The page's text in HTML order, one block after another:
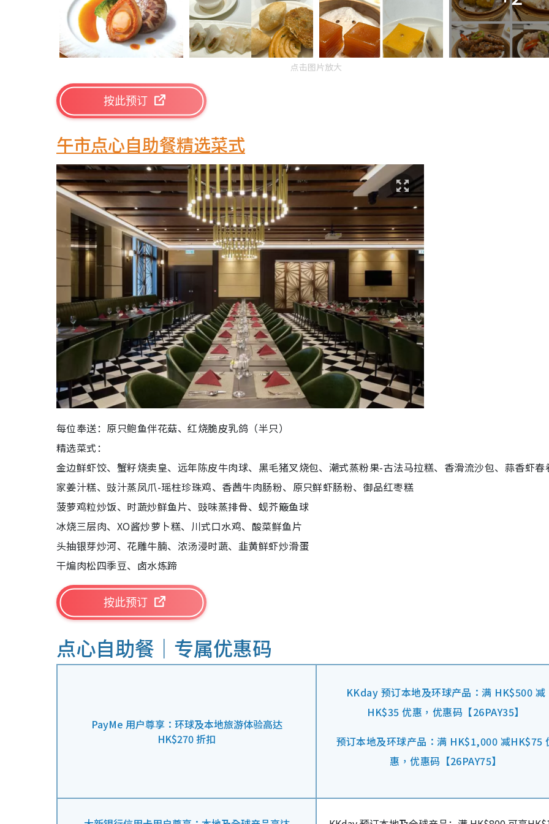
点击图片放大
按此预订
午市点心自助餐精选菜式
每位奉送：原只鲍鱼伴花菇、红烧脆皮乳鸽（半只）
精选菜式：
金边鲜虾饺、蟹籽烧卖皇、远年陈皮牛肉球、黑毛猪叉烧包、潮式蒸粉果-古法马拉糕、香滑流沙包、蒜香虾春
家姜汁糕、豉汁蒸凤爪-瑶柱珍珠鸡、香茜牛肉肠粉、原只鲜虾肠粉、御品红枣糕
菠萝鸡粒炒饭、时蔬炒鲜鱼片、豉味蒸排骨、蚬芥簸鱼球
冰烧三层肉、XO酱炒萝卜糕、川式口水鸡、酸菜鲜鱼片
头抽银芽炒河、花雕牛腩、浓汤浸时蔬、韭黄鲜虾炒滑蛋
干煸肉松四季豆、卤水炼蹄
按此预订
点心自助餐｜专属优惠码
PayMe 用户尊享：环球及本地旅游体验高达
HK$270 折扣
KKday 预订本地及环球产品：满 HK$500 减
HK$35 优惠，优惠码【26PAY35】
预订本地及环球产品：满 HK$1,000 减HK$75
惠，优惠码【26PAY75】